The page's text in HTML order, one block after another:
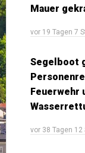
Mauer
vor 19 Tagen 7
Segelboot
Feuerwehr
vor 38 Tagen 12